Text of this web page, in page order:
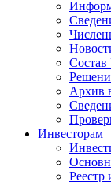
Архив
Инвесторам